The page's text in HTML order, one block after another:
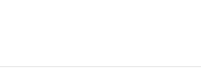
Zeilregio Split